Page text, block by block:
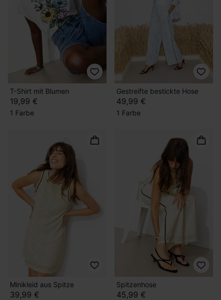
T-Shirt mit Blumen
19,99 €
1 Farbe
Gestreifte bestickte Hose
49,99 €
1 Farbe
Minikleid aus Spitze
39,99 €
Spitzenhose
45,99 €